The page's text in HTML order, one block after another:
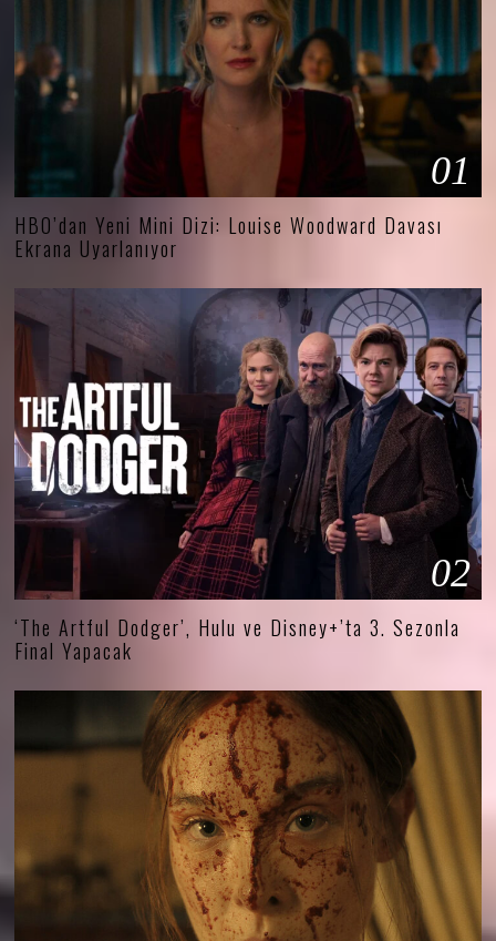
01
HBO’dan Yeni Mini Dizi: Louise Woodward Davası
Ekrana Uyarlanıyor
02
‘The Artful Dodger’, Hulu ve Disney+’ta 3. Sezonla
Final Yapacak